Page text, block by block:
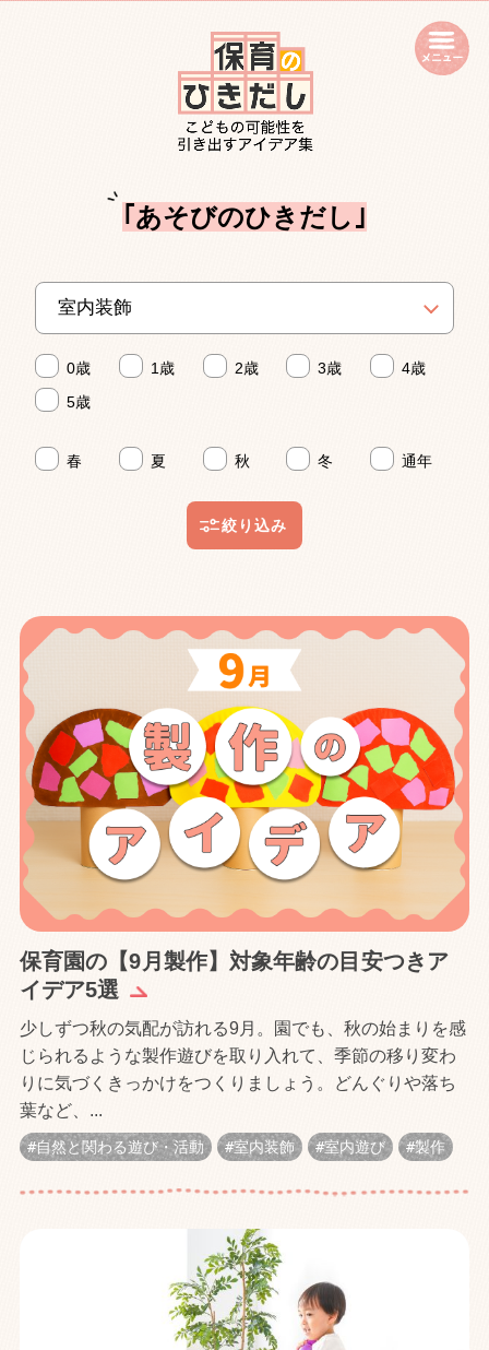
｢あそびのひきだし｣
0歳 1歳 2歳 3歳
4歳
5歳
春 夏 秋 冬 通年
保育園の【9月製作】対象年齢の目安つきア
イデア5選
少しずつ秋の気配が訪れる9月。園でも、秋の始まりを感
じられるような製作遊びを取り入れて、季節の移り変わ
りに気づくきっかけをつくりましょう。どんぐりや落ち
葉など、...
自然と関わる遊び・活動 室内装飾 室内遊び 製作